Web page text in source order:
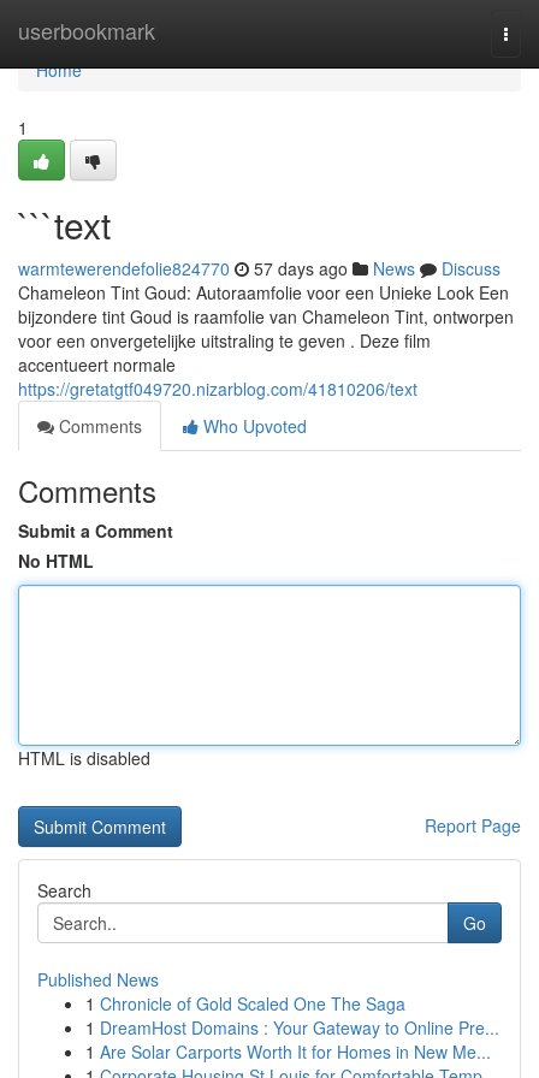
userbookmark
Home
Home
1
```text
warmtewerendefolie824770 57 days ago News
Discuss
Chameleon Tint Goud: Autoraamfolie voor een Unieke Look Een
bijzondere tint Goud is raamfolie van Chameleon Tint, ontworpen
voor een onvergetelijke uitstraling te geven . Deze film
accentueert normale
https://gretatgtf049720.nizarblog.com/41810206/text
Comments
Who Upvoted
Comments
Submit a Comment
No HTML
HTML is disabled
Report Page
Search
Go
Published News
1 Chronicle of Gold Scaled One The Saga
1 DreamHost Domains : Your Gateway to Online Pre...
1 Are Solar Carports Worth It for Homes in New Me...